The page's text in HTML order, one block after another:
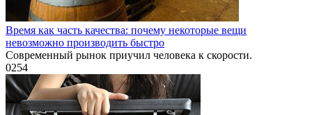
Время как часть качества: почему некоторые вещи
невозможно производить быстро
Современный рынок приучил человека к скорости.
0254